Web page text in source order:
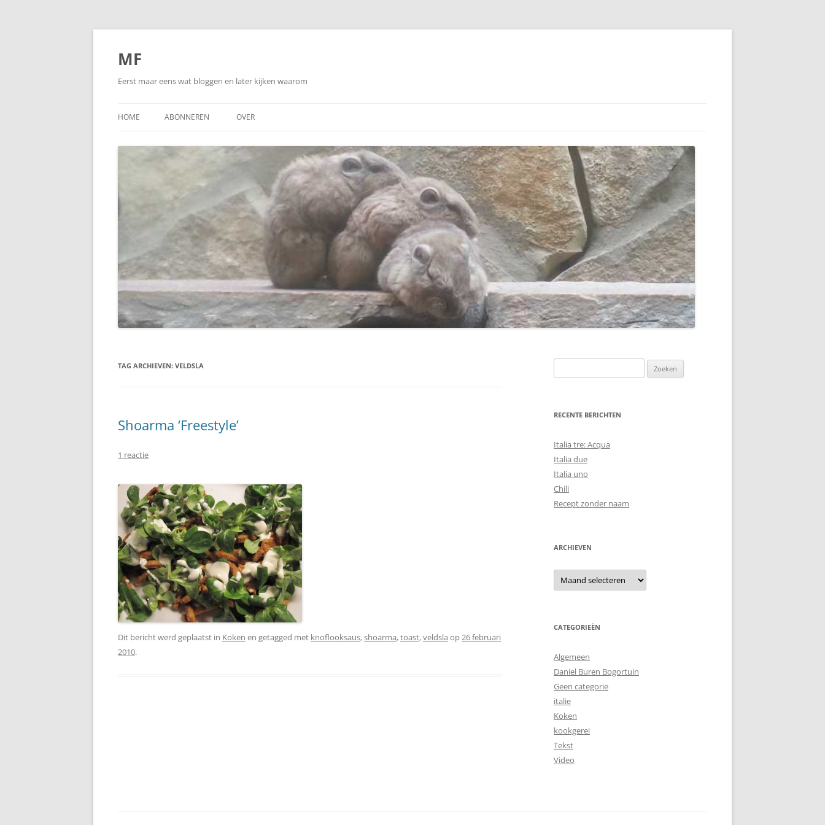
Ga
inhoud
MF
Eerst maar eens wat bloggen en later kijken waarom
HOME ABONNEREN OVER
TAG ARCHIEVEN: VELDSLA
Shoarma ‘Freestyle’
1 reactie
Dit bericht werd geplaatst in Koken en getagged met knoflooksaus,shoarma,toast,veldsla op26 februari
2010.
naar:
RECENTE BERICHTEN
Italia tre: Acqua
Italia due
Italia uno
Chili
Recept zonder naam
ARCHIEVEN
Archieven
CATEGORIEËN
Algemeen
Daniel Buren Bogortuin
Geen categorie
italie
Koken
kookgerei
Tekst
Video